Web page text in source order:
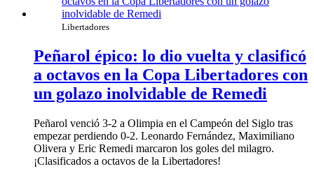
Libertadores
Peñarol épico: lo dio vuelta y clasificó
a octavos en la Copa Libertadores con
un golazo inolvidable de Remedi
Peñarol venció 3-2 a Olimpia en el Campeón del Siglo tras
empezar perdiendo 0-2. Leonardo Fernández, Maximiliano
Olivera y Eric Remedi marcaron los goles del milagro.
¡Clasificados a octavos de la Libertadores!